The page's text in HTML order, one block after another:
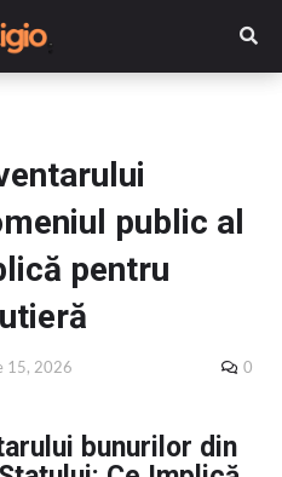
public al
pentru
15, 2026 0
bunurilor din